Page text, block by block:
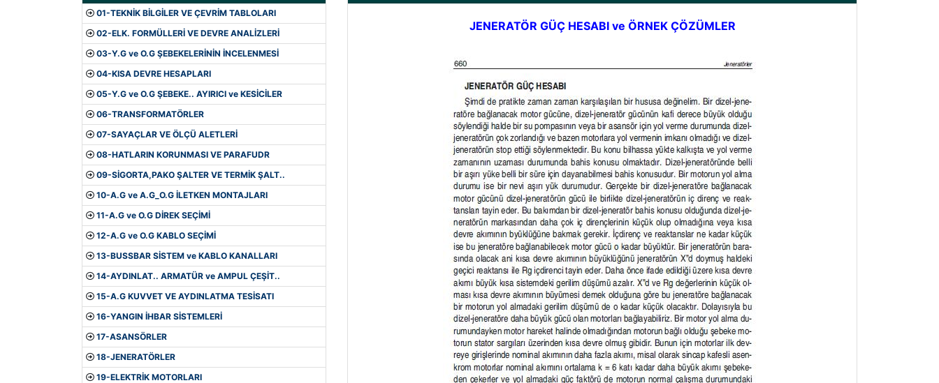
01-TEKNİK BİLGİLER VE ÇEVRİM TABLOLARI
02-ELK. FORMÜLLERİ VE DEVRE ANALİZLERİ
03-Y.G ve O.G ŞEBEKELERİNİN İNCELENMESİ
04-KISA DEVRE HESAPLARI
05-Y.G ve O.G ŞEBEKE.. AYIRICI ve KESİCİLER
06-TRANSFORMATÖRLER
07-SAYAÇLAR VE ÖLÇÜ ALETLERİ
08-HATLARIN KORUNMASI VE PARAFUDR
09-SİGORTA,PAKO ŞALTER VE TERMİK ŞALT..
10-A.G ve A.G_O.G İLETKEN MONTAJLARI
11-A.G ve O.G DİREK SEÇİMİ
12-A.G ve O.G KABLO SEÇİMİ
13-BUSSBAR SİSTEM ve KABLO KANALLARI
14-AYDINLAT.. ARMATÜR ve AMPUL ÇEŞİT..
15-A.G KUVVET VE AYDINLATMA TESİSATI
16-YANGIN İHBAR SİSTEMLERİ
17-ASANSÖRLER
18-JENERATÖRLER
19-ELEKTRİK MOTORLARI
JENERATÖR GÜÇ HESABI ve ÖRNEK ÇÖZÜMLER